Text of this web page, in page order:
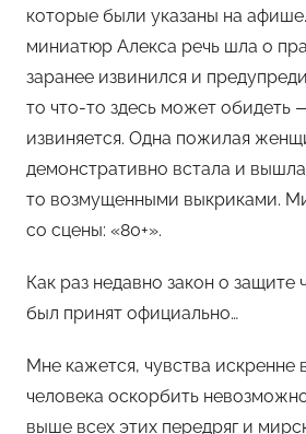
которые были указаны на
миниатюр Алекса речь шла о
заранее извинился и
то что-то здесь может обидеть
извиняется. Одна пожилая
демонстративно встала и
то возмущенными выкриками.
со сцены: «80+».
Как раз недавно закон о
был принят официально…
Мне кажется, чувства искренне
человека оскорбить
выше всех этих передряг и